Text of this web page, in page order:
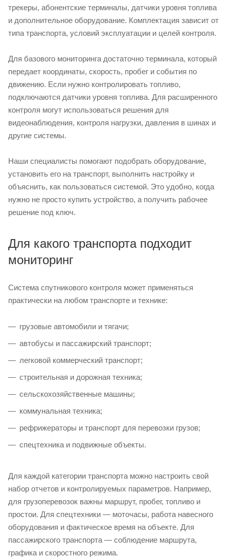
трекеры, абонентские терминалы, датчики уровня топлива
и дополнительное оборудование. Комплектация зависит от
типа транспорта, условий эксплуатации и целей контроля.
Для базового мониторинга достаточно терминала, который
передает координаты, скорость, пробег и события по
движению. Если нужно контролировать топливо,
подключаются датчики уровня топлива. Для расширенного
контроля могут использоваться решения для
видеонаблюдения, контроля нагрузки, давления в шинах и
другие системы.
Наши специалисты помогают подобрать оборудование,
установить его на транспорт, выполнить настройку и
объяснить, как пользоваться системой. Это удобно, когда
нужно не просто купить устройство, а получить рабочее
решение под ключ.
Для какого транспорта подходит
мониторинг
Система спутникового контроля может применяться
практически на любом транспорте и технике:
грузовые автомобили и тягачи;
автобусы и пассажирский транспорт;
легковой коммерческий транспорт;
строительная и дорожная техника;
сельскохозяйственные машины;
коммунальная техника;
рефрижераторы и транспорт для перевозки грузов;
спецтехника и подвижные объекты.
Для каждой категории транспорта можно настроить свой
набор отчетов и контролируемых параметров. Например,
для грузоперевозок важны маршрут, пробег, топливо и
простои. Для спецтехники — моточасы, работа навесного
оборудования и фактическое время на объекте. Для
пассажирского транспорта — соблюдение маршрута,
графика и скоростного режима.